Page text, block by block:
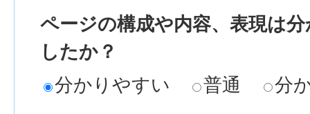
ページの構成や内容、表現は
したか？
分かりやすい
普通 分